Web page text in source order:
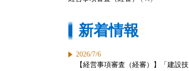
新着情報
2026/7/6
【経営事項審査（経審）】「建設技